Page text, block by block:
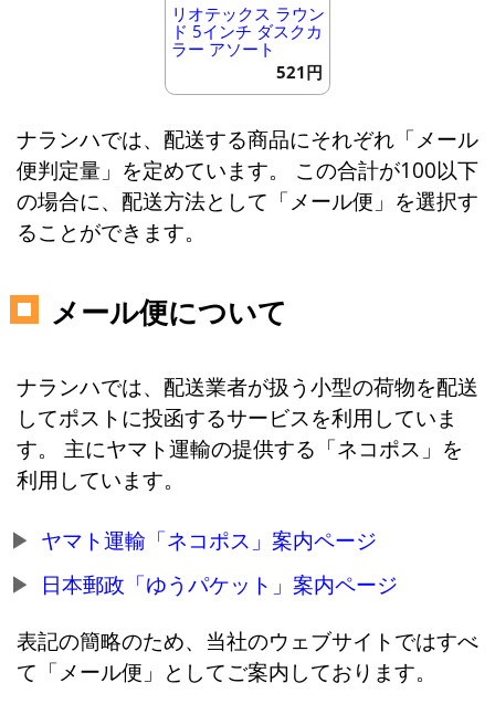
リオテックス ラウン
ド 5インチ ダスクカ
ラー アソート
521円
ナランハでは、配送する商品にそれぞれ「メール
便判定量」を定めています。 この合計が100以下
の場合に、配送方法として「メール便」を選択す
ることができます。
メール便について
ナランハでは、配送業者が扱う小型の荷物を配送
してポストに投函するサービスを利用していま
す。 主にヤマト運輸の提供する「ネコポス」を
利用しています。
ヤマト運輸「ネコポス」案内ページ
日本郵政「ゆうパケット」案内ページ
表記の簡略のため、当社のウェブサイトではすべ
て「メール便」としてご案内しております。